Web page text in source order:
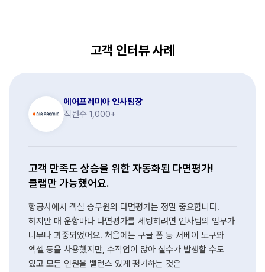
고객 인터뷰 사례
에어프레미아 인사팀장
직원수 1,000+
고객 만족도 상승을 위한 자동화된 다면평가!
클랩만 가능했어요.
항공사에서 객실 승무원의 다면평가는 정말 중요합니다.
하지만 매 운항마다 다면평가를 세팅하려면 인사팀의 업무가
너무나 과중되었어요. 처음에는 구글 폼 등 서베이 도구와
엑셀 등을 사용했지만, 수작업이 많아 실수가 발생할 수도
있고 모든 인원을 밸런스 있게 평가하는 것은